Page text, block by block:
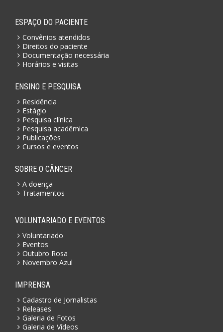
ESPAÇO DO PACIENTE
Convênios atendidos
Direitos do paciente
Documentação necessária
Horários e visitas
ENSINO E PESQUISA
Residência
Estágio
Pesquisa clínica
Pesquisa acadêmica
Publicações
Cursos e eventos
SOBRE O CÂNCER
A doença
Tratamentos
VOLUNTARIADO E EVENTOS
Voluntariado
Eventos
Outubro Rosa
Novembro Azul
IMPRENSA
Cadastro de Jornalistas
Releases
Galeria de Fotos
Galeria de Vídeos